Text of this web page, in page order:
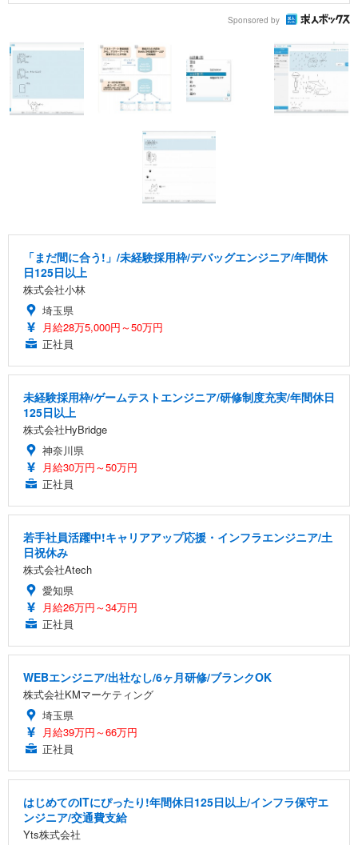
Sponsored by
「まだ間に合う!」/未経験採用枠/デバッグエンジニア/年間休
日125日以上
株式会社小林
埼玉県
月給28万5,000円～50万円
正社員
未経験採用枠/ゲームテストエンジニア/研修制度充実/年間休日
125日以上
株式会社HyBridge
神奈川県
月給30万円～50万円
正社員
若手社員活躍中!キャリアアップ応援・インフラエンジニア/土
日祝休み
株式会社Atech
愛知県
月給26万円～34万円
正社員
WEBエンジニア/出社なし/6ヶ月研修/ブランクOK
株式会社KMマーケティング
埼玉県
月給39万円～66万円
正社員
はじめてのITにぴったり!年間休日125日以上/インフラ保守エ
ンジニア/交通費支給
Yts株式会社